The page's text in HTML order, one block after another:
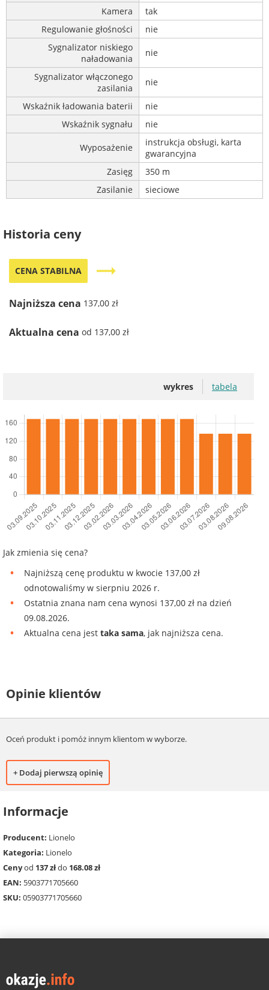
Kamera
tak
Regulowanie głośności
nie
Sygnalizator niskiego
naładowania
nie
Sygnalizator włączonego
zasilania
nie
Wskaźnik ładowania baterii
nie
Wskaźnik sygnału
nie
Wyposażenie
instrukcja obsługi, karta
gwarancyjna
Zasięg
350 m
Zasilanie
sieciowe
Historia ceny
CENA STABILNA trending_flat
Najniższa cena 137,00 zł
Aktualna cena od 137,00 zł
wykres tabela
Jak zmienia się cena?
Najniższą cenę produktu w kwocie 137,00 zł
odnotowaliśmy w sierpniu 2026 r.
Ostatnia znana nam cena wynosi 137,00 zł na dzień
09.08.2026.
Aktualna cena jest taka sama, jak najniższa cena.
Opinie klientów
Oceń produkt i pomóż innym klientom w wyborze.
+ Dodaj pierwszą opinię
Informacje
Producent: Lionelo
Kategoria: Lionelo
Cenyod 137 złdo 168.08 zł
EAN: 5903771705660
SKU: 05903771705660